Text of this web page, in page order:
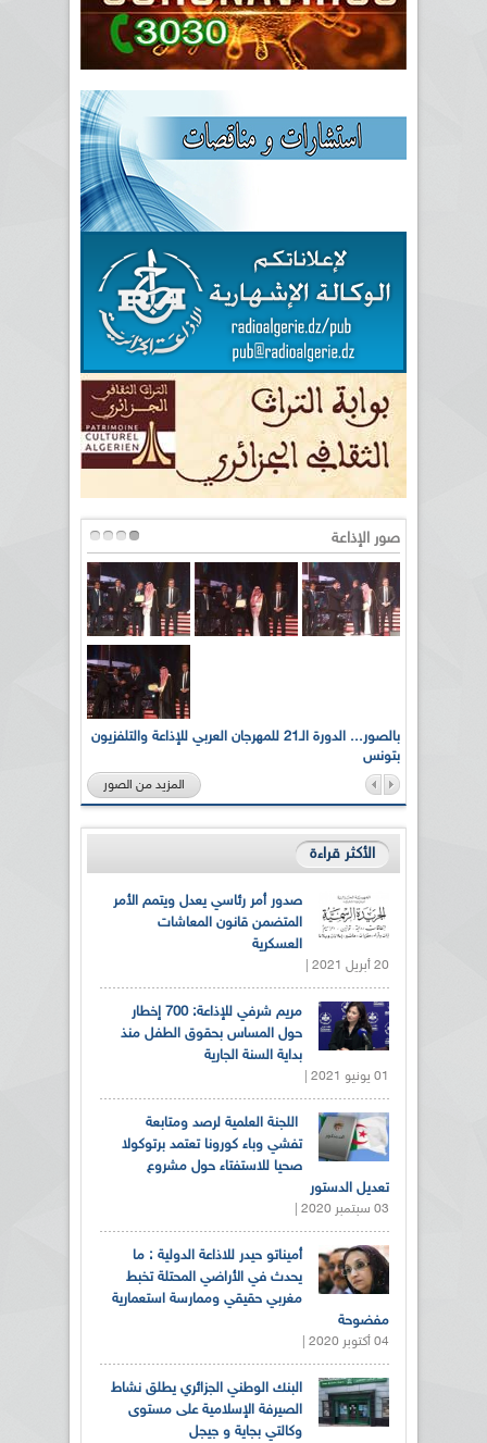
صور الإذاعة
بالصور... الدورة الـ21 للمهرجان العربي للإذاعة والتلفزيون
بتونس
المزيد من الصور
الأكثر قراءة
صدور أمر رئاسي يعدل ويتمم الأمر
المتضمن قانون المعاشات
العسكرية
20 أبريل 2021 |
مريم شرفي للإذاعة: 700 إخطار
حول المساس بحقوق الطفل منذ
بداية السنة الجارية
01 يونيو 2021 |
اللجنة العلمية لرصد ومتابعة
تفشي وباء كورونا تعتمد برتوكولا
صحيا للاستفتاء حول مشروع
تعديل الدستور
03 سبتمبر 2020 |
أميناتو حيدر للاذاعة الدولية : ما
يحدث في الأراضي المحتلة تخبط
مغربي حقيقي وممارسة استعمارية
مفضوحة
04 أكتوبر 2020 |
البنك الوطني الجزائري يطلق نشاط
الصيرفة الإسلامية على مستوى
وكالتي بجاية و جيجل